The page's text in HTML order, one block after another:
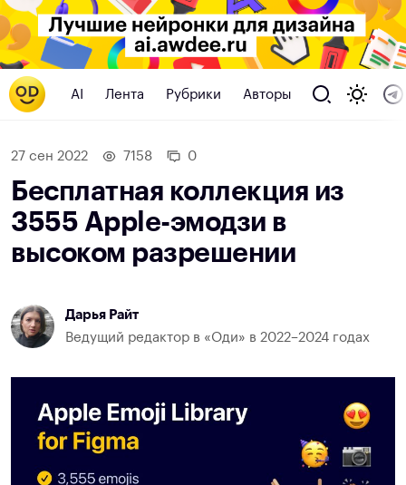
AI Лента Рубрики Авторы
27 сен 2022 7158 0
Бесплатная коллекция из
3555 Apple-эмодзи в
высоком разрешении
Дарья Райт
Ведущий редактор в «Оди» в 2022–2024 годах